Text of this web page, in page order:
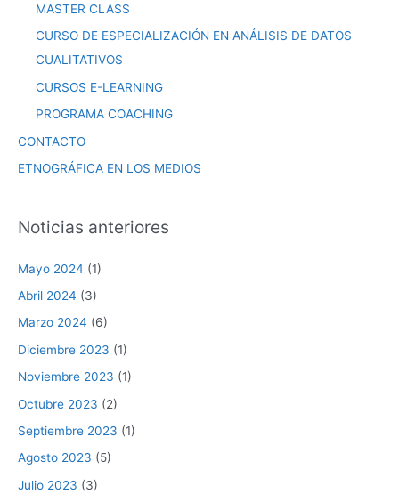
MASTER CLASS
CURSO DE ESPECIALIZACIÓN EN ANÁLISIS DE DATOS
CUALITATIVOS
CURSOS E-LEARNING
PROGRAMA COACHING
CONTACTO
ETNOGRÁFICA EN LOS MEDIOS
Noticias anteriores
Mayo 2024 (1)
Abril 2024 (3)
Marzo 2024 (6)
Diciembre 2023 (1)
Noviembre 2023 (1)
Octubre 2023 (2)
Septiembre 2023 (1)
Agosto 2023 (5)
Julio 2023 (3)